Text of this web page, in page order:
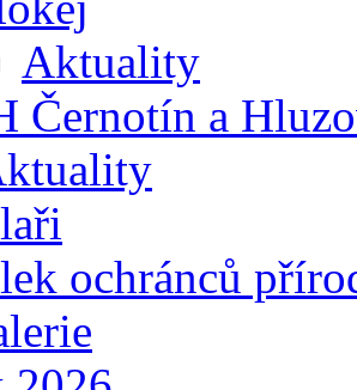
Aktuality
Černotín a
ochránců